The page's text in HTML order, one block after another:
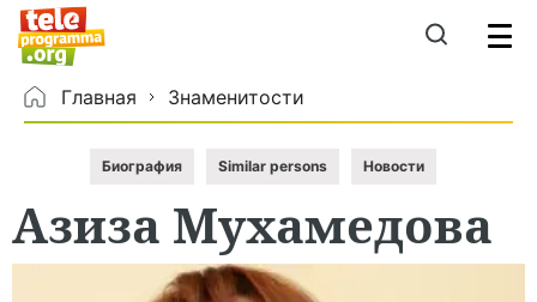
Главная Знаменитости
Биография Similar persons Новости
Азиза Мухамедова